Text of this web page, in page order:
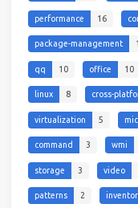
performance 16
package-management
qq 10 office 10
linux 8 cross-
virtualization 5
command 3 wmi
storage 3 video
patterns 2